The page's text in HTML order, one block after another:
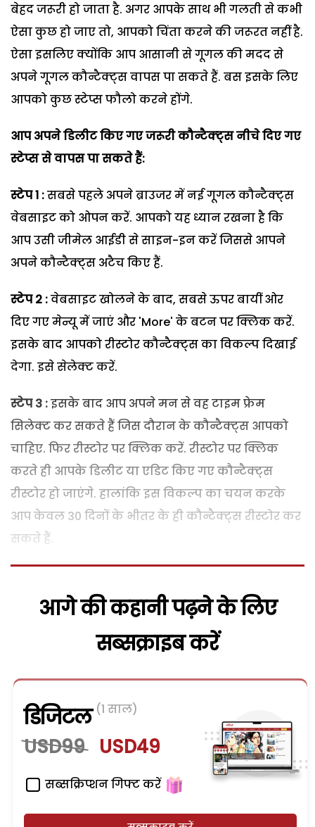
बेहद जरूरी हो जाता है. अगर आपके साथ भी गलती से कभी
ऐसा कुछ हो जाए तो, आपको चिंता करने की जरूरत नहीं है.
ऐसा इसलिए क्योंकि आप आसानी से गूगल की मदद से
अपने गूगल कौन्टैक्ट्स वापस पा सकते हैं. बस इसके लिए
आपको कुछ स्टेप्स फौलो करने होंगे.
आप अपने डिलीट किए गए जरूरी कौन्टैक्ट्स नीचे दिए गए
स्टेप्स से वापस पा सकते हैं:
स्टेप 1 :सबसे पहले अपने ब्राउजर में नई गूगल कौन्टैक्ट्स
वेबसाइट को ओपन करें. आपको यह ध्यान रखना है कि
आप उसी जीमेल आईडी से साइन-इन करें जिससे आपने
अपने कौन्टैक्ट्स अटैच किए हैं.
स्टेप 2 :वेबसाइट खोलने के बाद, सबसे ऊपर बायीं ओर
दिए गए मेन्यू में जाएं और 'More' के बटन पर क्लिक करें.
इसके बाद आपको रीस्टोर कौन्टैक्ट्स का विकल्प दिखाई
देगा. इसे सेलेक्ट करें.
स्टेप 3 :इसके बाद आप अपने मन से वह टाइम फ्रेम
सिलेक्ट कर सकते हैं जिस दौरान के कौन्टैक्ट्स आपको
चाहिए. फिर रीस्टोर पर क्लिक करें. रीस्टोर पर क्लिक
करते ही आपके डिलीट या एडिट किए गए कौन्टैक्ट्स
रीस्टोर हो जाएंगे. हालांकि इस विकल्प का चयन करके
आप केवल 30 दिनों के भीतर के ही कौन्टैक्ट्स रीस्टोर कर
सकते हैं.
आगे की कहानी पढ़ने के लिए
सब्सक्राइब करें
डिजिटल (1 साल)
USD99 USD49
सब्सक्रिप्शन गिफ्ट करें